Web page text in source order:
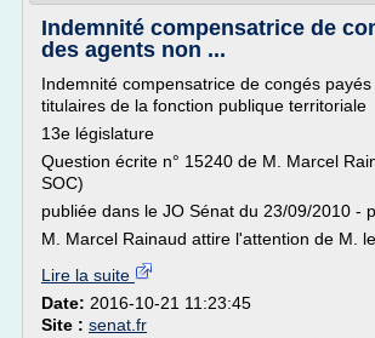
Indemnité compensatrice de
des agents non ...
Indemnité compensatrice de congés
titulaires de la fonction publique territoriale
13e législature
Question écrite n° 15240 de M. Marcel
SOC)
publiée dans le JO Sénat du 23/09/2010 -
M. Marcel Rainaud attire l'attention de M.
Lire la suite
Date: 2016-10-21 11:23:45
Site : senat.fr